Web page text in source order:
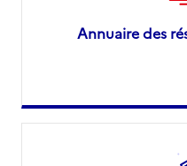
Annuaire des